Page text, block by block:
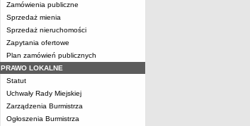
Zamówienia publiczne
Sprzedaż mienia
Sprzedaż nieruchomości
Zapytania ofertowe
Plan zamówień publicznych
PRAWO LOKALNE
Statut
Uchwały Rady Miejskiej
Zarządzenia Burmistrza
Ogłoszenia Burmistrza